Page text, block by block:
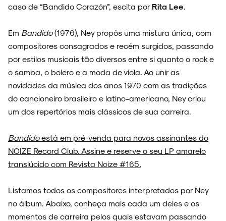
ARQUIVO
ENTREVISTAS
caso de “Bandido Corazón”, escita por Rita Lee
Em Bandido(1976), Ney propôs uma mistura única, com
compositores consagrados e recém surgidos, passando
por estilos musicais tão diversos entre si quanto o rock e
o samba, o bolero e a moda de viola. Ao unir as
novidades da música dos anos 1970 com as tradições
do cancioneiro brasileiro e latino-americano, Ney criou
um dos repertórios mais clássicos de sua carreira.
Bandidoestá em pré-venda para novos assinantes do
NOIZE Record Club. Assine e reserve o seu LP amarelo
translúcido com Revista Noize #165.
Listamos todos os compositores interpretados por Ney
no álbum. Abaixo, conheça mais cada um deles e os
momentos de carreira pelos quais estavam passando